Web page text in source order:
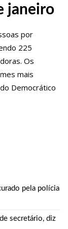
velório.
fará recesso.
aplicadas no
SAÚDE – AM
Importante
atuaram durante
por furto
janeiro
por
225
Os
mais
Democrático
pela polícia
secretário, diz